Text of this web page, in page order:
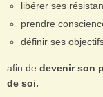
libérer ses
prendre
définir ses
afin de devenir son
de soi.